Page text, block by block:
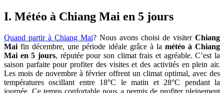
I. Météo à Chiang Mai en 5 jours
Quand partir à Chiang Mai? Nous avons choisi de visiter Chiang
Mai fin décembre, une période idéale grâce à la météo à Chiang
Mai en 5 jours, réputée pour son climat frais et agréable. C’est la
saison parfaite pour profiter des visites et des activités en plein air.
Les mois de novembre à février offrent un climat optimal, avec des
températures oscillant entre 18°C le matin et 28°C pendant la
journée. Ce temps confortable nous a permis de profiter pleinement